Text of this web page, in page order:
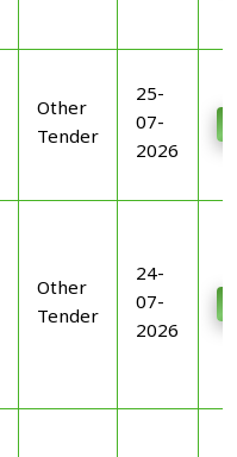
Other
Tender
25-
07-
2026
Other
Tender
24-
07-
2026